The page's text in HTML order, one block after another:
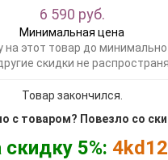
6 590 руб.
Минимальная цена
на этот товар до
скидки не
Товар закончился.
с товаром? Повезло со
скидку 5%: